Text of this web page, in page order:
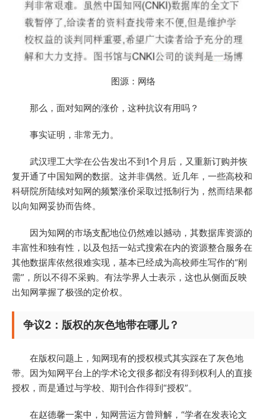
图源：网络
那么，面对知网的涨价，这种抗议有用吗？
事实证明，非常无力。
武汉理工大学在公告发出不到1个月后，又重新订购并恢
复开通了中国知网的数据。这并非偶然。近几年，一些高校和
科研院所陆续对知网的频繁涨价采取过抵制行为，然而结果都
以向知网妥协而告终。
因为知网的市场支配地位仍然难以撼动，其数据库资源的
丰富性和独有性，以及包括一站式搜索在内的资源整合服务在
其他数据库依然很难实现，基本已经成为高校师生写作的“刚
需”，所以不得不采购。有法学界人士表示，这也从侧面反映
出知网掌握了极强的定价权。
争议2：版权的灰色地带在哪儿？
在版权问题上，知网现有的授权模式其实踩在了灰色地
带。因为知网平台上的学术论文很多都没有得到权利人的直接
授权，而是通过与学校、期刊合作得到“授权”。
在赵德馨一案中，知网营运方曾辩解，“学者在发表论文